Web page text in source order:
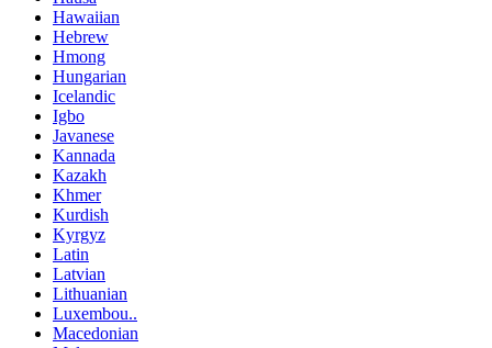
Hawaiian
Hebrew
Hmong
Hungarian
Icelandic
Igbo
Javanese
Kannada
Kazakh
Khmer
Kurdish
Kyrgyz
Latin
Latvian
Lithuanian
Luxembou..
Macedonian